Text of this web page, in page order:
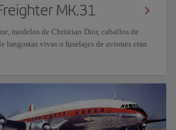
MK.31
modelos de Christian Dior, caballos de
langostas vivas o fuselajes de aviones eran